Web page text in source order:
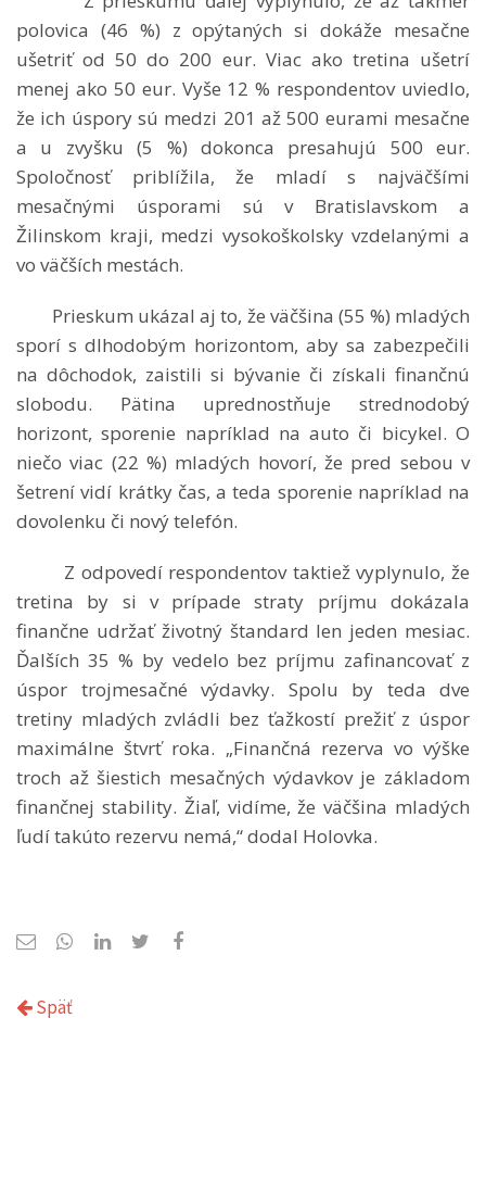
polovica (46 %) z opýtaných si dokáže mesačne
ušetriť od 50 do 200 eur. Viac ako tretina ušetrí
menej ako 50 eur. Vyše 12 % respondentov uviedlo,
že ich úspory sú medzi 201 až 500 eurami mesačne
a u zvyšku (5 %) dokonca presahujú 500 eur.
Spoločnosť priblížila, že mladí s najväčšími
mesačnými úsporami sú v Bratislavskom a
Žilinskom kraji, medzi vysokoškolsky vzdelanými a
vo väčších mestách.
Prieskum ukázal aj to, že väčšina (55 %) mladých
sporí s dlhodobým horizontom, aby sa zabezpečili
na dôchodok, zaistili si bývanie či získali finančnú
slobodu. Pätina uprednostňuje strednodobý
horizont, sporenie napríklad na auto či bicykel. O
niečo viac (22 %) mladých hovorí, že pred sebou v
šetrení vidí krátky čas, a teda sporenie napríklad na
dovolenku či nový telefón.
Z odpovedí respondentov taktiež vyplynulo, že
tretina by si v prípade straty príjmu dokázala
finančne udržať životný štandard len jeden mesiac.
Ďalších 35 % by vedelo bez príjmu zafinancovať z
úspor trojmesačné výdavky. Spolu by teda dve
tretiny mladých zvládli bez ťažkostí prežiť z úspor
maximálne štvrť roka. „Finančná rezerva vo výške
troch až šiestich mesačných výdavkov je základom
finančnej stability. Žiaľ, vidíme, že väčšina mladých
ľudí takúto rezervu nemá,“ dodal Holovka.
Späť